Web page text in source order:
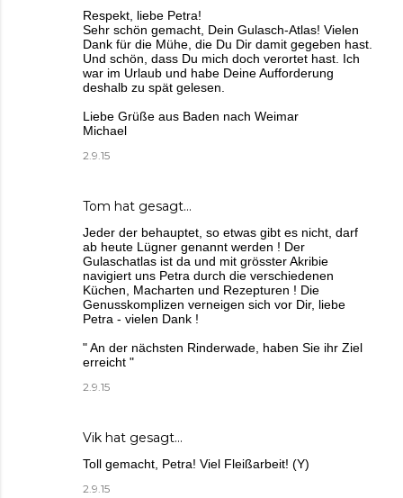
Respekt, liebe Petra!
Sehr schön gemacht, Dein Gulasch-Atlas! Vielen
Dank für die Mühe, die Du Dir damit gegeben hast.
Und schön, dass Du mich doch verortet hast. Ich
war im Urlaub und habe Deine Aufforderung
deshalb zu spät gelesen.
Liebe Grüße aus Baden nach Weimar
Michael
2.9.15
Tom hat gesagt…
Jeder der behauptet, so etwas gibt es nicht, darf
ab heute Lügner genannt werden ! Der
Gulaschatlas ist da und mit grösster Akribie
navigiert uns Petra durch die verschiedenen
Küchen, Macharten und Rezepturen ! Die
Genusskomplizen verneigen sich vor Dir, liebe
Petra - vielen Dank !
" An der nächsten Rinderwade, haben Sie ihr Ziel
erreicht "
2.9.15
Vik hat gesagt…
Toll gemacht, Petra! Viel Fleißarbeit! (Y)
2.9.15